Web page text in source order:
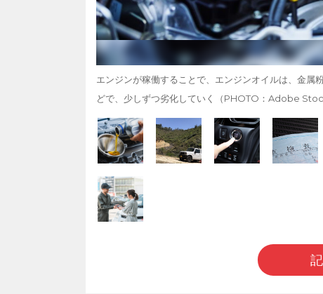
エンジンが稼働することで、エンジンオイルは、金属
どで、少しずつ劣化していく（PHOTO：Adobe